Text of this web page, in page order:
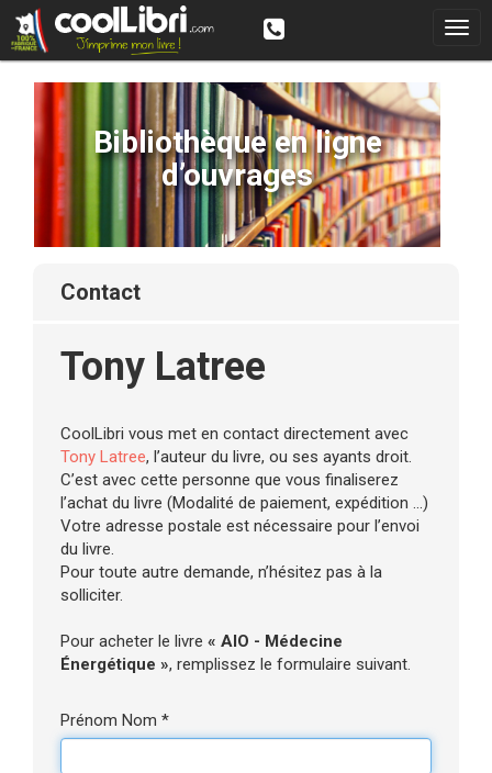
Bibliothèque en ligne
d’ouvrages
contact
Tony Latree
CoolLibri vous met en contact directement avec
Tony Latree, l’auteur du livre, ou ses ayants droit.
C’est avec cette personne que vous finaliserez
l’achat du livre (Modalité de paiement, expédition ...)
Votre adresse postale est nécessaire pour l’envoi
du livre.
Pour toute autre demande, n’hésitez pas à la
solliciter.
Pour acheter le livre « AIO - Médecine
Énergétique », remplissez le formulaire suivant.
Prénom Nom *